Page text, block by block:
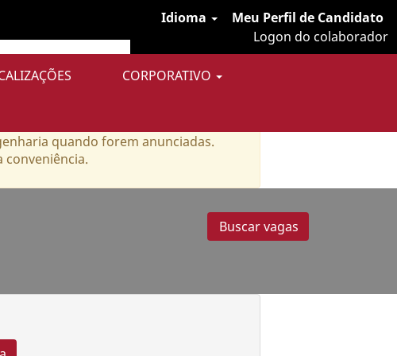
Idioma
Meu Perfil de Candidato
Logon do colaborador
CORPORATIVO
quando forem anunciadas.
conveniência.